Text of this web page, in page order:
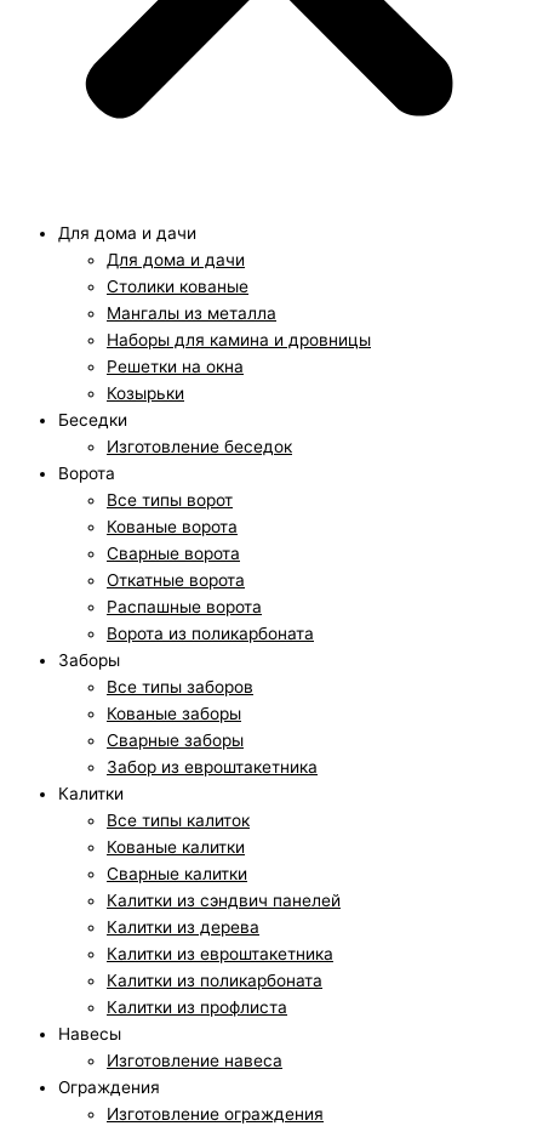
Для дома и дачи
Для дома и дачи
Столики кованые
Мангалы из металла
Наборы для камина и дровницы
Решетки на окна
Козырьки
Беседки
Изготовление беседок
Ворота
Все типы ворот
Кованые ворота
Сварные ворота
Откатные ворота
Распашные ворота
Ворота из поликарбоната
Заборы
Все типы заборов
Кованые заборы
Сварные заборы
Забор из евроштакетника
Калитки
Все типы калиток
Кованые калитки
Сварные калитки
Калитки из сэндвич панелей
Калитки из дерева
Калитки из евроштакетника
Калитки из поликарбоната
Калитки из профлиста
Навесы
Изготовление навеса
Ограждения
Изготовление ограждения